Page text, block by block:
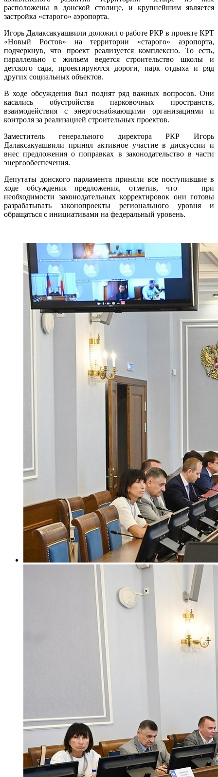
расположены в донской столице, и крупнейшим является
застройка «старого» аэропорта.
Игорь Далаксакуашвили доложил о работе РКР в проекте КРТ
«Новый Ростов» на территории «старого» аэропорта,
подчеркнув, что проект реализуется комплексно. То есть,
параллельно с жильем ведется строительство школы и
детского сада, проектируются дороги, парк отдыха и ряд
других социальных объектов.
В ходе обсуждения был поднят ряд важных вопросов. Они
касались обустройства парковочных пространств,
взаимодействия с энергоснабжающими организациями и
контроля за реализацией строительных проектов.
Заместитель генерального директора РКР Игорь
Далаксакуашвили принял активное участие в дискуссии и
внес предложения о поправках в законодательство в части
энергообеспечения.
Депутаты донского парламента приняли все поступившие в
ходе обсуждения предложения, отметив, что при
необходимости законодательных корректировок они готовы
разрабатывать законопроекты регионального уровня и
обращаться с инициативами на федеральный уровень.